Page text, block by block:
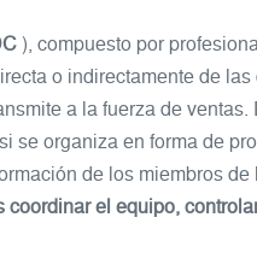
), compuesto por
o indirectamente de
a la fuerza de ventas.
se organiza en forma de
de los miembros
coordinar el equipo,